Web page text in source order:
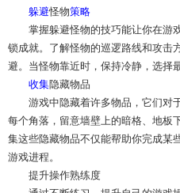
躲避怪物策略
掌握躲避怪物的技巧能让你在游
锁成就。了解怪物的巡逻路线和攻击
避。当怪物靠近时，保持冷静，选择
收集隐藏物品
游戏中隐藏着许多物品，它们对
每个角落，留意墙壁上的暗格、地板
集这些隐藏物品不仅能帮助你完成某
游戏进程。
提升操作熟练度